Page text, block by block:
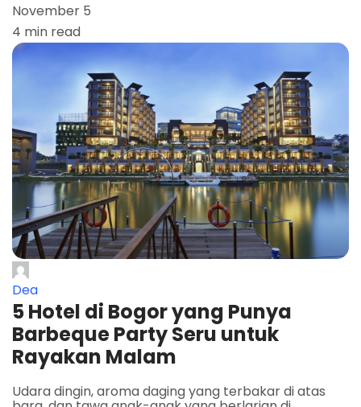
November 5
4 min read
Dea
5 Hotel di Bogor yang Punya
Barbeque Party Seru untuk
Rayakan Malam
Udara dingin, aroma daging yang terbakar di atas